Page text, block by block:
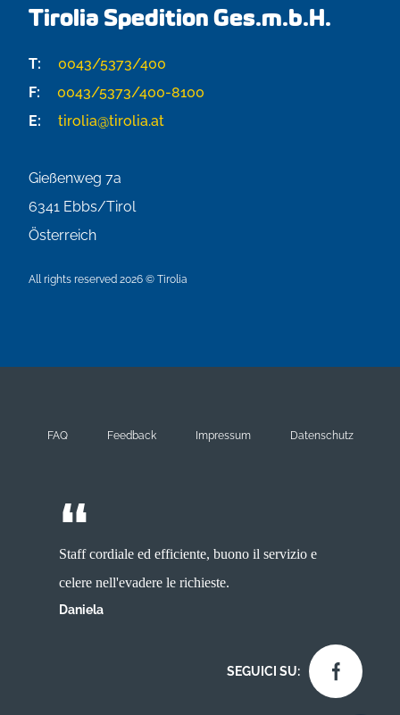
Tirolia Spedition Ges.m.b.H.
T:
0043/5373/400
F:
0043/5373/400-8100
E:
tirolia@tirolia.at
Gießenweg 7a
6341 Ebbs/Tirol
Österreich
All rights reserved 2026 © Tirolia
FAQ Feedback Impressum Datenschutz
Staff cordiale ed efficiente, buono il servizio e
celere nell'evadere le richieste.
Daniela
SEGUICI SU: